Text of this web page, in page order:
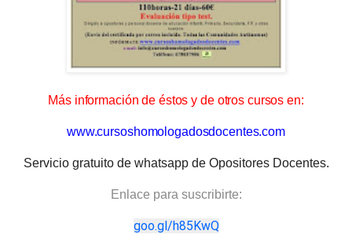
Más información de éstos y de otros cursos en:
www.cursoshomologadosdocentes.com
Servicio gratuito de whatsapp de Opositores Docentes.
Enlace para suscribirte:
goo.gl/h85KwQ